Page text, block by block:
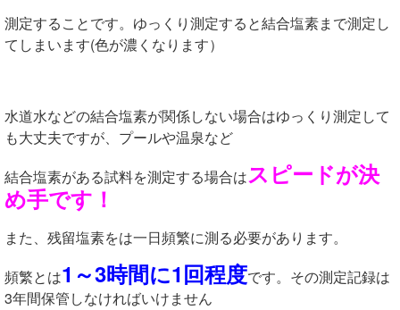
測定することです。ゆっくり測定すると結合塩素まで測定し
てしまいます(色が濃くなります）
水道水などの結合塩素が関係しない場合はゆっくり測定して
も大丈夫ですが、プールや温泉など
結合塩素がある試料を測定する場合はスピードが決
め手です！
また、残留塩素をは一日頻繁に測る必要があります。
頻繁とは1～3時間に1回程度です。その測定記録は
3年間保管しなければいけません